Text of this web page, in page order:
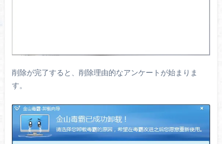
削除が完了すると、削除理由的なアンケートが始まりま
す。